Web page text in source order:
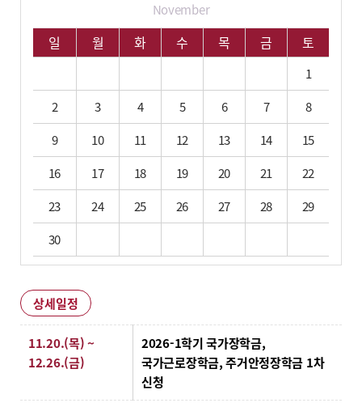
November
11월 학사 일정입니다.
일 월 화 수 목 금 토
1
2
3 4 5 6 7
8
9
10 11 12 13 14
15
16
17 18 19 20 21
22
23
24 25 26 27 28
29
30
상세일정
상세일정
11.20.(목) ~
12.26.(금)
2026-1학기 국가장학금,
국가근로장학금, 주거안정장학금 1차
신청